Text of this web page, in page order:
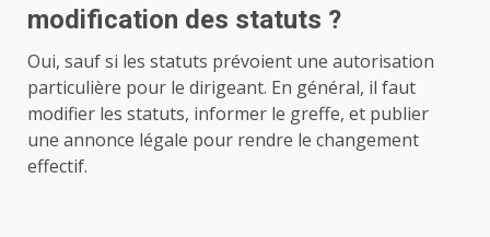
modification des statuts ?
Oui, sauf si les statuts prévoient une autorisation
particulière pour le dirigeant. En général, il faut
modifier les statuts, informer le greffe, et publier
une annonce légale pour rendre le changement
effectif.